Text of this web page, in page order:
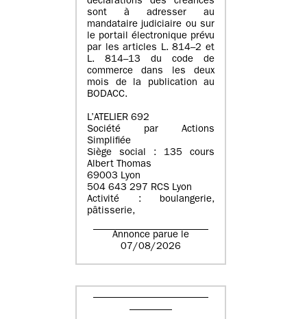
sont à adresser au
mandataire judiciaire ou sur
le portail électronique prévu
par les articles L. 814–2 et
L. 814–13 du code de
commerce dans les deux
mois de la publication au
BODACC.
L’ATELIER 692
Société par Actions
Simplifiée
Siège social : 135 cours
Albert Thomas
69003 Lyon
504 643 297 RCS Lyon
Activité : boulangerie,
pâtisserie,
Annonce parue le
07/08/2026